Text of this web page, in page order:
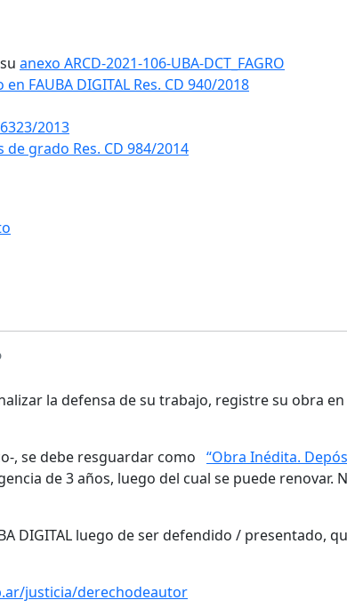
anexo ARCD-2021-106-UBA-DCT_FAGRO
FAUBA DIGITAL Res. CD 940/2018
2013
grado Res. CD 984/2014
la defensa de su trabajo, registre su obra
, se debe resguardar como “Obra Inédita.
de 3 años, luego del cual se puede renovar.
DIGITAL luego de ser defendido / presentado,
justicia/derechodeautor